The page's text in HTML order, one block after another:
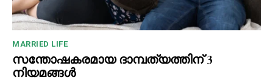
MARRIED LIFE
സന്തോഷകരമായ ദാമ്പത്യത്തിന് 3
നിയമങ്ങൾ